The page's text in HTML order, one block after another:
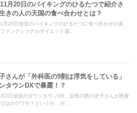
月20日のバイキングのひるたつで紹介さ
きの人の天国の食べ合わせとは？
月20日放送のバイキングのひるたつに食べ合わせの達
ァンクショナルダイエット協...
さんが「外科医の9割は浮気をしている」
タウンDXで暴露！？
2日放送のダウンタウンDX。女医の西川史子さんが医療
はのウワサ？というか、ガ...